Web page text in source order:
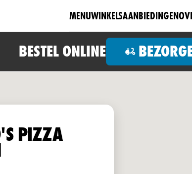
MENUWINKELSAANBIEDINGEN
BESTEL ONLINE
PIZZA